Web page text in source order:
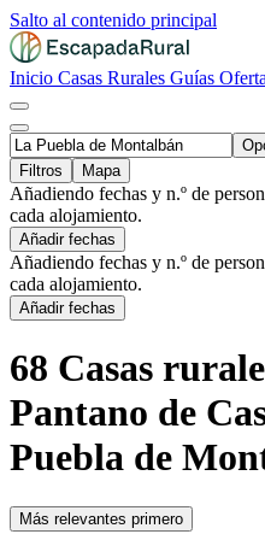
Salto al contenido principal
Inicio Casas Rurales Guías
Filtros
Mapa
Añadiendo fechas y n.º de
cada alojamiento.
Añadir fechas
Añadiendo fechas y n.º de
cada alojamiento.
Añadir fechas
68 Casas
Pantano de
Puebla de
Más relevantes primero